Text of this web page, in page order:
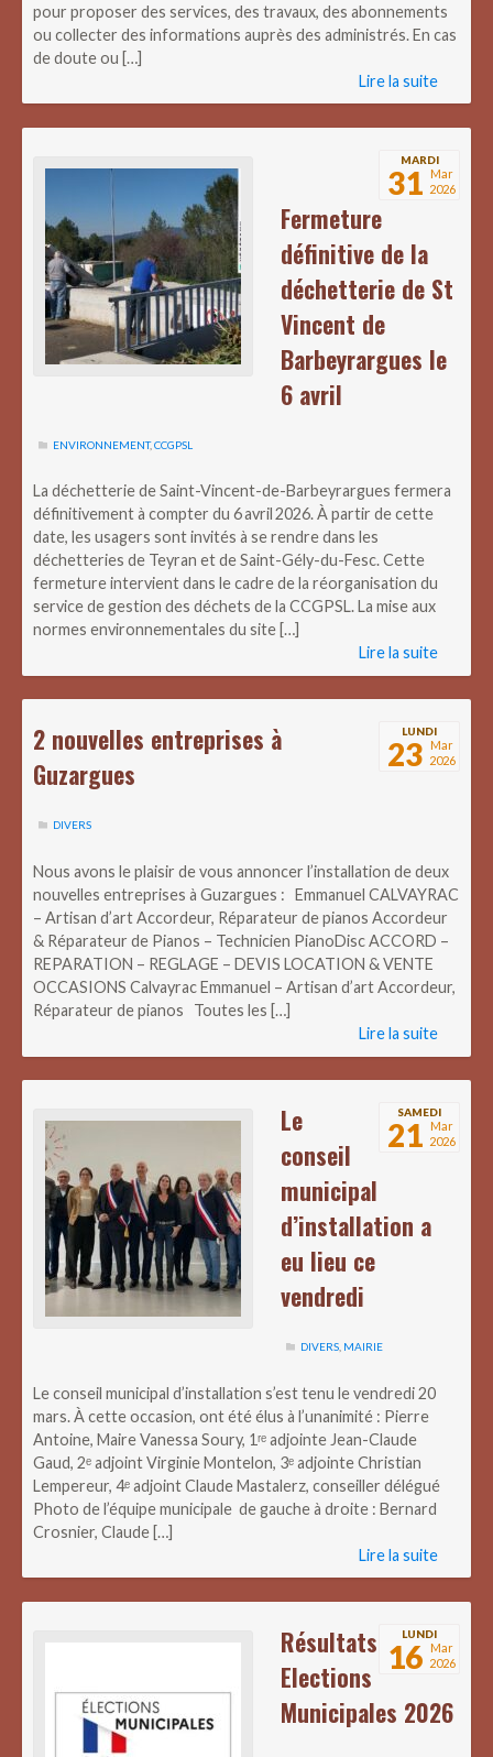
pour proposer des services, des travaux, des abonnements
ou collecter des informations auprès des administrés. En cas
de doute ou […]
Lire la suite
MARDI
31 Mar
2026
Fermeture
définitive de la
déchetterie de St
Vincent de
Barbeyrargues le
6 avril
ENVIRONNEMENT,CCGPSL
La déchetterie de Saint-Vincent-de-Barbeyrargues fermera
définitivement à compter du 6 avril 2026. À partir de cette
date, les usagers sont invités à se rendre dans les
déchetteries de Teyran et de Saint-Gély-du-Fesc. Cette
fermeture intervient dans le cadre de la réorganisation du
service de gestion des déchets de la CCGPSL. La mise aux
normes environnementales du site […]
Lire la suite
LUNDI
23 Mar
2026
2 nouvelles entreprises à
Guzargues
DIVERS
Nous avons le plaisir de vous annoncer l’installation de deux
nouvelles entreprises à Guzargues : Emmanuel CALVAYRAC
– Artisan d’art Accordeur, Réparateur de pianos Accordeur
& Réparateur de Pianos – Technicien PianoDisc ACCORD –
REPARATION – REGLAGE – DEVIS LOCATION & VENTE
OCCASIONS Calvayrac Emmanuel – Artisan d’art Accordeur,
Réparateur de pianos Toutes les […]
Lire la suite
SAMEDI
21 Mar
2026
Le
conseil
municipal
d’installation a
eu lieu ce
vendredi
DIVERS MAIRIE
Le conseil municipal d’installation s’est tenu le vendredi 20
mars. À cette occasion, ont été élus à l’unanimité : Pierre
Antoine, Maire Vanessa Soury, 1ʳᵉ adjointe Jean-Claude
Gaud, 2ᵉ adjoint Virginie Montelon, 3ᵉ adjointe Christian
Lempereur, 4ᵉ adjoint Claude Mastalerz, conseiller délégué
Photo de l’équipe municipale de gauche à droite : Bernard
Crosnier, Claude […]
Lire la suite
LUNDI
16 Mar
2026
Résultats
Elections
Municipales 2026